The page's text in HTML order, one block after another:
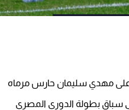
على مهدي سليمان حارس مرماه
سباق بطولة الدوري المصري